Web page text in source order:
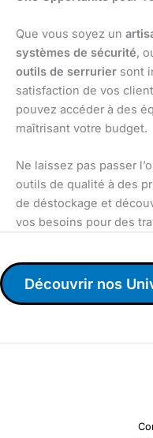
Que vous soyez un
systèmes de sécurité,
outils de serrurier sont
satisfaction de vos
pouvez accéder à des
maîtrisant votre budget.
Ne laissez pas passer
outils de qualité à des
de déstockage et
vos besoins pour des
Découvrir nos